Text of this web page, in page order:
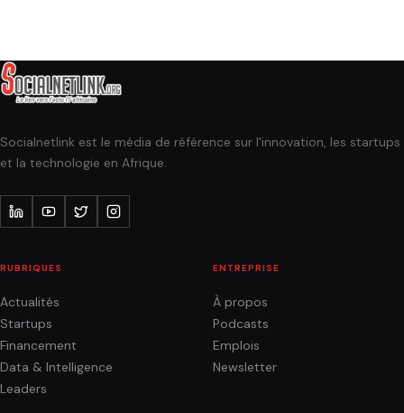
Socialnetlink est le média de référence sur l'innovation, les startups
et la technologie en Afrique.
RUBRIQUES
Actualités
Startups
Financement
Data & Intelligence
Leaders
ENTREPRISE
À propos
Podcasts
Emplois
Newsletter